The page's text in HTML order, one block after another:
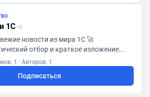
1С
новости из мира 1С 🚀
отбор и краткое изложение
📌 Будь в курсе событий! 🔥 Для
1 · Авторов: 1
Подписаться